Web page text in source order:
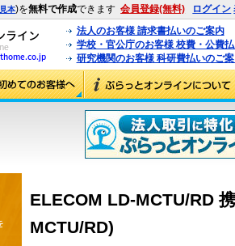
見本)を無料で作成できます 会員登録(無料) ログイン
法人のお客様 請求書払いのご案内
学校・官公庁のお客様 校費・公費
研究機関のお客様 科研費払いのご
ELECOM LD-MCTU/RD
MCTU/RD)